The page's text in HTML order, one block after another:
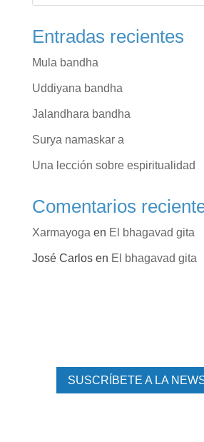
Entradas recientes
Mula bandha
Uddiyana bandha
Jalandhara bandha
Surya namaskar a
Una lección sobre espiritualidad
Comentarios
Xarmayoga en El bhagavad gita
José Carlosen El bhagavad gita
SUSCRÍBETE A LA